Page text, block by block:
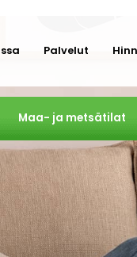
Palvelut
Maa- ja metsätilat